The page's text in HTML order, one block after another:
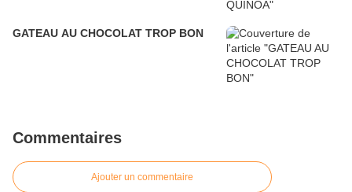
GATEAU AU CHOCOLAT TROP BON
Commentaires
Ajouter un commentaire